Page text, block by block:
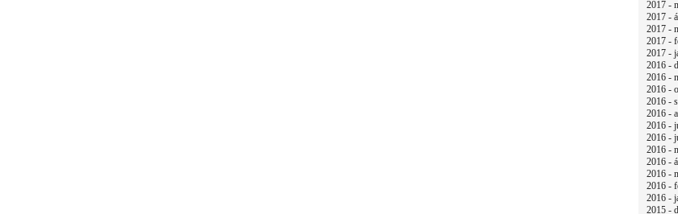
2017 -
2017 -
2017 -
2017 -
2017 -
2016 -
2016 -
2016 -
2016 -
2016 -
2016 -
2016 -
2016 -
2016 -
2016 -
2016 -
2016 -
2015 -